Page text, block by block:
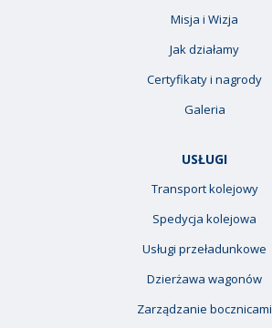
Misja i Wizja
Jak działamy
Certyfikaty i nagrody
Galeria
USŁUGI
Transport kolejowy
Spedycja kolejowa
Usługi przeładunkowe
Dzierżawa wagonów
Zarządzanie bocznicami